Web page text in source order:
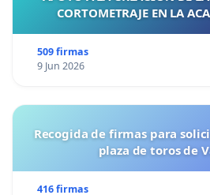
CORTOMETRAJE EN LA
509 firmas
9 Jun 2026
Recogida de firmas para
plaza de toros de
416 firmas